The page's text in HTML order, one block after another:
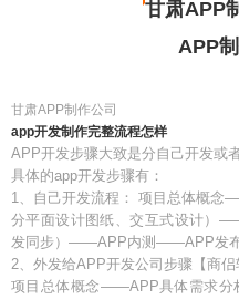
甘肃APP
APP
甘肃APP制作公司
app开发制作完整流程怎样
APP开发步骤大致是分自己开发或
具体的app开发步骤有：
1、自己开发流程： 项目总体概
分平面设计图纸、交互式设计）
发同步）——APP内测——APP发
2、外发给APP开发公司步骤【商侣
项目总体概念——APP具体需求